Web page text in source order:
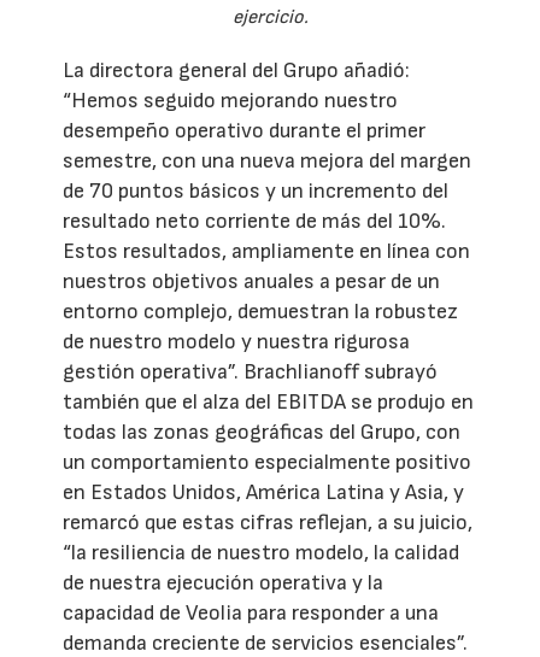
ejercicio.
La directora general del Grupo añadió:
“Hemos seguido mejorando nuestro
desempeño operativo durante el primer
semestre, con una nueva mejora del margen
de 70 puntos básicos y un incremento del
resultado neto corriente de más del 10%.
Estos resultados, ampliamente en línea con
nuestros objetivos anuales a pesar de un
entorno complejo, demuestran la robustez
de nuestro modelo y nuestra rigurosa
gestión operativa”. Brachlianoff subrayó
también que el alza del EBITDA se produjo en
todas las zonas geográficas del Grupo, con
un comportamiento especialmente positivo
en Estados Unidos, América Latina y Asia, y
remarcó que estas cifras reflejan, a su juicio,
“la resiliencia de nuestro modelo, la calidad
de nuestra ejecución operativa y la
capacidad de Veolia para responder a una
demanda creciente de servicios esenciales”.